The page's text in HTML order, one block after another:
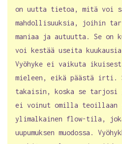
on uutta tietoa, mitä voi
mahdollisuuksia, joihin
maniaa ja autuutta. Se on
voi kestää useita
Vyöhyke ei vaikuta
mieleen, eikä päästä irti.
takaisin, koska se tarjosi
ei voinut omilla teoillaan
ylimalkainen flow-tila,
uupumuksen muodossa.